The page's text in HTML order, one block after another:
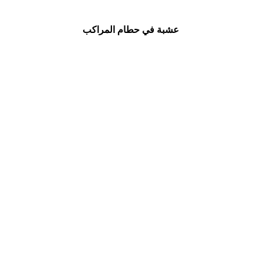
عشبة في حطام المراكب